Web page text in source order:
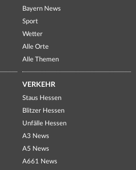
Bayern News
Sport
Wetter
Alle Orte
Alle Themen
VERKEHR
Staus Hessen
Blitzer Hessen
Unfälle Hessen
A3 News
A5 News
A661 News